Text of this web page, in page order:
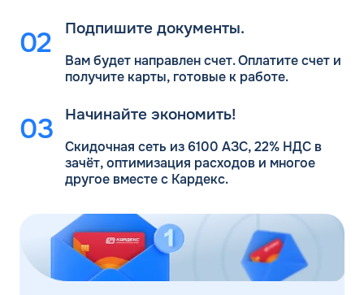
Подпишите документы.
Вам будет направлен счет. Оплатите счет и
получите карты, готовые к работе.
Начинайте экономить!
Скидочная сеть из 6100 АЗС, 22% НДС в
зачёт, оптимизация расходов и многое
другое вместе с Кардекс.